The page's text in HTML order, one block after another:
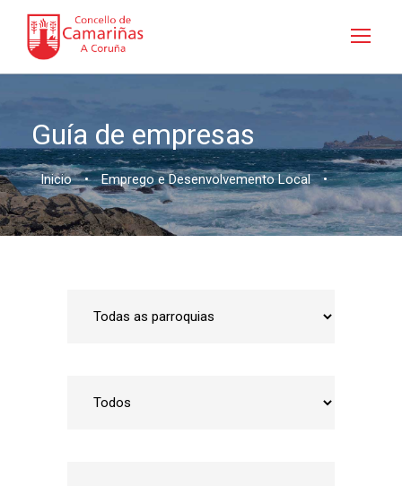
Guía de empresas
Inicio • Emprego e Desenvolvemento Local •